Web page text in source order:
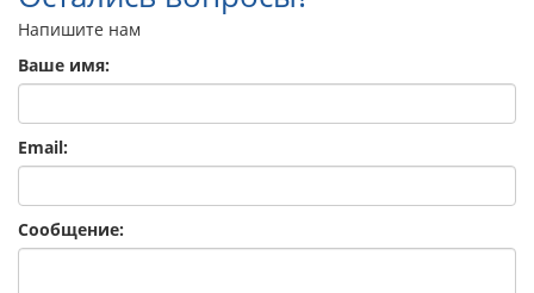
Напишите нам
Ваше имя:
Email:
Сообщение: